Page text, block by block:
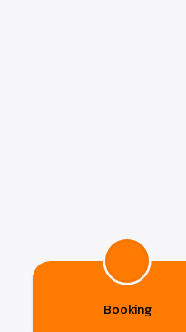
Booking